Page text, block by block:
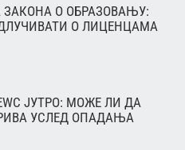
О ОБРАЗОВАЊУ:
О ЛИЦЕНЦАМА
ЈУТРО: МОЖЕ ЛИ ДА
УСЛЕД ОПАДАЊА